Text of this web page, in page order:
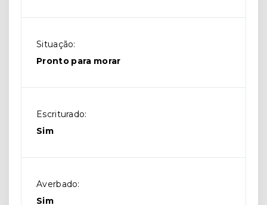
Situação:
Pronto para morar
Escriturado:
Sim
Averbado:
Sim